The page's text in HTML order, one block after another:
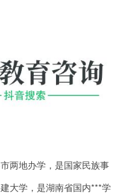
两地办学，是国家民族事
大学，是湖南省国内***学